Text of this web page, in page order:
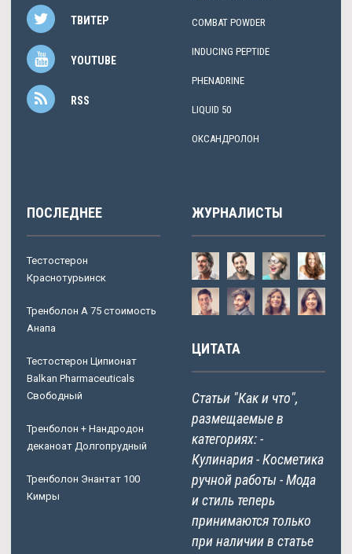
ТВИТЕР
YOUTUBE
RSS
COMBAT POWDER
INDUCING PEPTIDE
PHENADRINE
LIQUID 50
ОКСАНДРОЛОН
ПОСЛЕДНЕЕ
Тестостерон
Краснотурьинск
Тренболон A 75 стоимость
Анапа
Тестостерон Ципионат
Balkan Pharmaceuticals
Свободный
Тренболон + Нандродон
деканоат Долгопрудный
Тренболон Энантат 100
Кимры
ЖУРНАЛИСТЫ
ЦИТАТА
Статьи "Как и что",
размещаемые в
категориях: -
Кулинария - Косметика
ручной работы - Мода
и стиль теперь
принимаются только
при наличии в статье